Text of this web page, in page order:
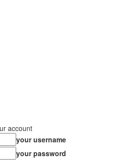
account
your username
your password